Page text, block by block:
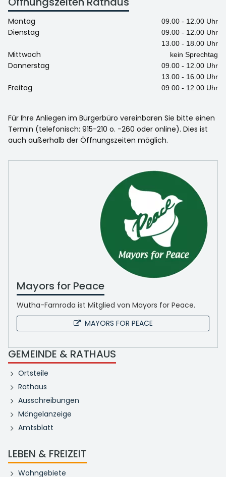
Montag 09.00 - 12.00 Uhr
Dienstag
09.00 - 12.00 Uhr
13.00 - 18.00 Uhr
Mittwoch kein Sprechtag
Donnerstag
09.00 - 12.00 Uhr
13.00 - 16.00 Uhr
Freitag 09.00 - 12.00 Uhr
Für Ihre Anliegen im Bürgerbüro vereinbaren Sie bitte einen
Termin (telefonisch: 915-210 o. -260 oder online). Dies ist
auch außerhalb der Öffnungszeiten möglich.
Mayors for Peace
Wutha-Farnroda ist Mitglied von Mayors for Peace.
MAYORS FOR PEACE
GEMEINDE & RATHAUS
Ortsteile
Rathaus
Ausschreibungen
Mängelanzeige
Amtsblatt
LEBEN & FREIZEIT
Wohngebiete